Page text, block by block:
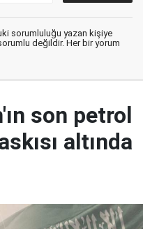
sorumluluğu yazan kişiye
değildir. Her bir yorum
son petrol
altında